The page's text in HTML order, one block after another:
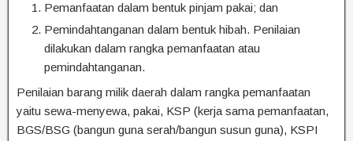
Pemanfaatan dalam bentuk pinjam pakai; dan
Pemindahtanganan dalam bentuk hibah. Penilaian
dilakukan dalam rangka pemanfaatan atau
pemindahtanganan.
Penilaian barang milik daerah dalam rangka pemanfaatan
yaitu sewa-menyewa, pakai, KSP (kerja sama pemanfaatan,
BGS/BSG (bangun guna serah/bangun susun guna), KSPI